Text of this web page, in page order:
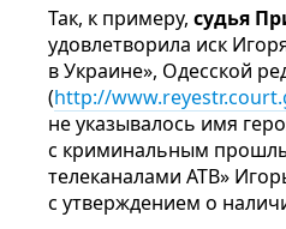
Так, к примеру, судья
удовлетворила иск
в Украине», Одесской
(http://
не указывалось имя
с криминальным
телеканалами АТВ»
с утверждением о